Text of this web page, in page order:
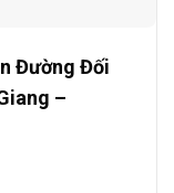
Đường Đối
–